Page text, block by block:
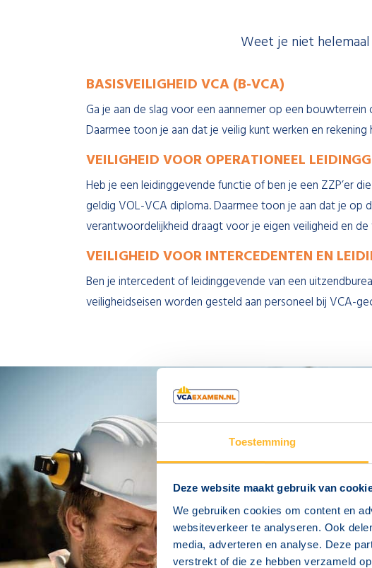
Toestemming
Deze website maakt gebruik van
We gebruiken cookies om content en
websiteverkeer te analyseren. Ook
media, adverteren en analyse. Deze
verstrekt of die ze hebben verzameld
Weet je niet
BASISVEILIGHEID VCA (B-VCA)
Ga je aan de slag voor een aannemer op een
Daarmee toon je aan dat je veilig kunt werken en
VEILIGHEID VOOR OPERATIONEEL
Heb je een leidinggevende functie of ben je een ZZP’er
geldig VOL-VCA diploma. Daarmee toon je aan dat je
verantwoordelijkheid draagt voor je eigen veiligheid en de
VEILIGHEID VOOR INTERCEDENTEN EN
Ben je intercedent of leidinggevende van een
veiligheidseisen worden gesteld aan personeel bij VCA-